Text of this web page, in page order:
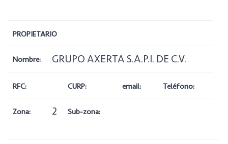
PROPIETARIO
Nombre: GRUPO AXERTA S.A.P.I. DE C.V.
RFC: CURP: email: Teléfono:
Zona: 2 Sub-zona: